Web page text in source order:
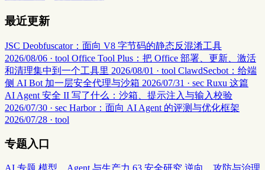
最近更新
JSC Deobfuscator：面向 V8 字节码的静态反混淆工具
2026/08/06 · tool Office Tool Plus：把 Office 部署、更新、激活
和清理集中到一个工具里 2026/08/01 · tool ClawdSecbot：给端
侧 AI Bot 加一层安全代理与沙箱 2026/07/31 · sec Ruxu 这篇
AI Agent 安全 II 写了什么：沙箱、提示注入与输入校验
2026/07/30 · sec Harbor：面向 AI Agent 的评测与优化框架
2026/07/28 · tool
专题入口